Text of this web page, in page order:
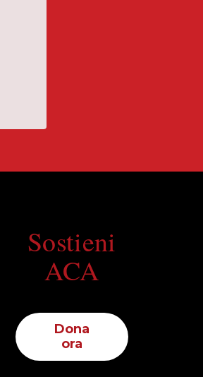
Sostieni
ACA
Dona
ora